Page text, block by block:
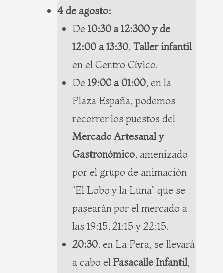
4 de agosto:
De 10:30 a 12:300 y de
12:00 a 13:30, Taller infantil
en el Centro Cívico.
De 19:00 a 01:00, en la
Plaza España, podemos
recorrer los puestos del
Mercado Artesanal y
Gastronómico, amenizado
por el grupo de animación
“El Lobo y la Luna” que se
pasearán por el mercado a
las 19:15, 21:15 y 22:15.
20:30, en La Pera, se llevará
a cabo el Pasacalle Infantil,